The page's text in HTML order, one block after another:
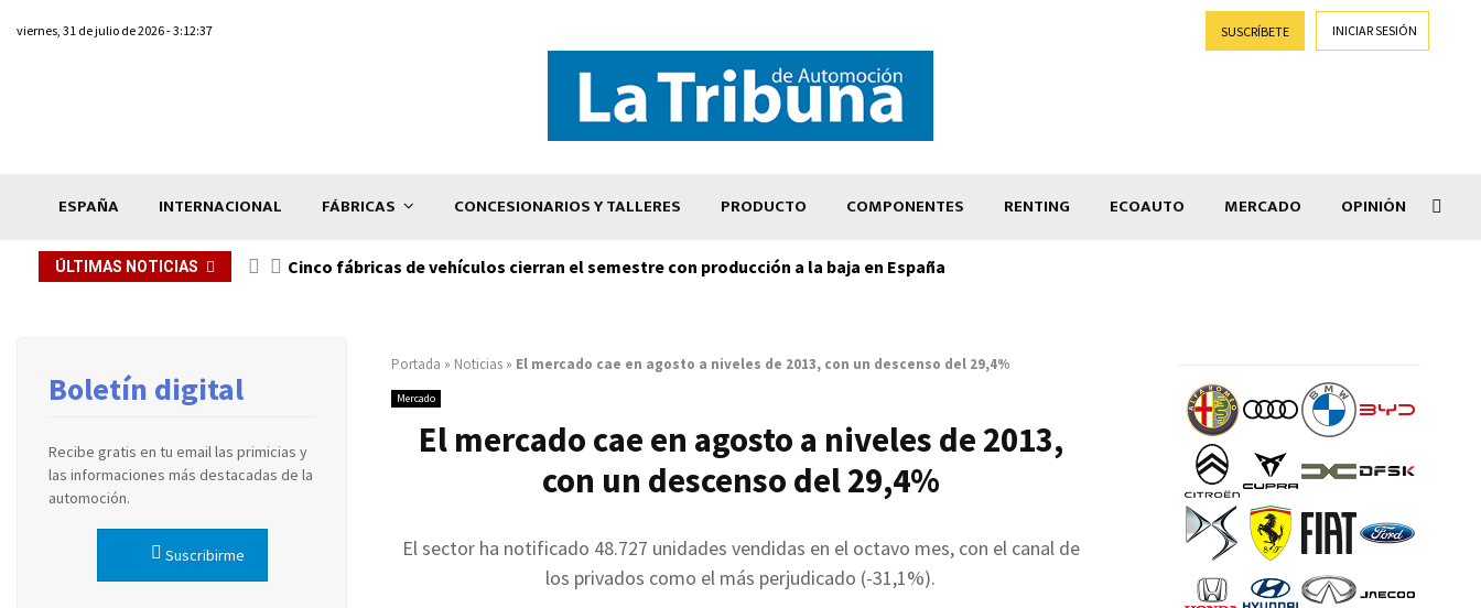
viernes, 31 de julio de 2026 - 3:12:37 SUSCRÍBETE INICIAR SESIÓN
ESPAÑA INTERNACIONAL FÁBRICAS CONCESIONARIOS Y TALLERES PRODUCTO COMPONENTES RENTING ECOAUTO MERCADO OPINIÓN
ÚLTIMAS NOTICIAS Cinco fábricas de vehículos cierran el semestre con producción a la baja en España
Portada » Noticias » El mercado cae en agosto a niveles de 2013, con un descenso del 29,4%
Mercado
El mercado cae en agosto a niveles de 2013,
con un descenso del 29,4%
El sector ha notificado 48.727 unidades vendidas en el octavo mes, con el canal de
los privados como el más perjudicado (-31,1%).
Boletín digital
Recibe gratis en tu email las primicias y
las informaciones más destacadas de la
automoción.
Suscribirme